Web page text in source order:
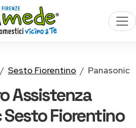
Sesto Fiorentino Panasonic
Assistenza
Sesto Fiorentino